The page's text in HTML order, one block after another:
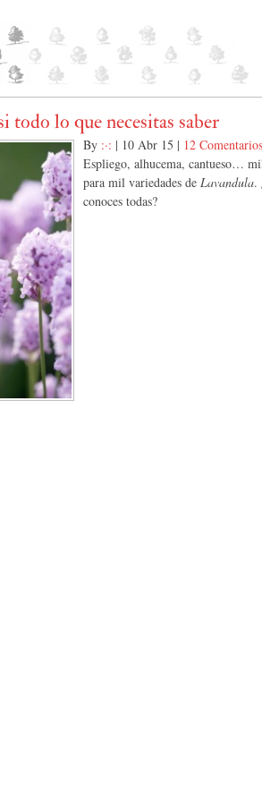
todo lo que necesitas saber
By :·: | 10 Abr 15 | 12 Comentarios
Espliego, alhucema, cantueso…
para mil variedades de Lavandula.
conoces todas?